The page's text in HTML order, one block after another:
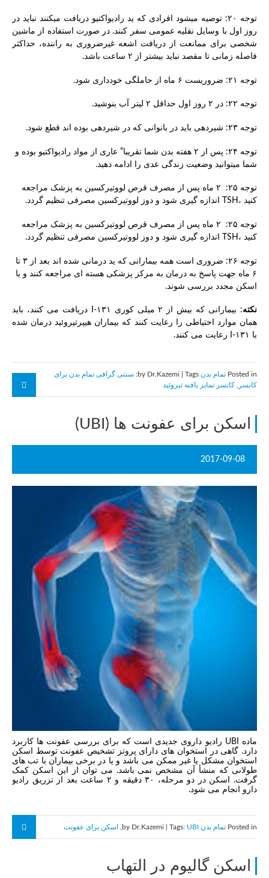
توجه ۲۰: توصیه میشود افرادی که ید رادیواکتیو دریافت میکنند نباید در
روز اول با وسایل نقلیه عمومی سفر کنند. در صورت استفاده از ماشین
شخصی برای ممانعت از دریافت اشعه غیرضروری به راننده، حداکثر
فاصله زمانی تا مقصد نباید بیشتر از ۲ ساعت باشد.
توجه ۲۱: ضروریست ۶ ماه از حاملگی خودداری شود.
توجه ۲۲: در ۲ روز اول حداقل ۲ لیتر آب بنوشید.
توجه ۲۳: شیردهی باید در بانوانی که در شیردهی بوده اند قطع شود.
توجه ۲۴: پس از ۲ هفته بدن شما تقریبا” عاری از مواد رادیواکتیو بوده و
شما میتوانید وضعیت زندگی عدی را ادامه دهید.
توجه ۲۵: ۲ ماه پس از مصرف قرص لووتیرکسین به پزشک مراجعه
کنید ،TSH اندازه گیری شود و دوز لووتیرکسین مصرفی تنظیم گردد.
توجه ۲۵: ۲ ماه پس از مصرف قرص لووتیرکسین به پزشک مراجعه
کنید ،TSH اندازه گیری شود و دوز لووتیرکسین مصرفی تنظیم گردد.
توجه ۲۶: ضروری است همه بیمارانی که ید درمانی شده اند بعد از ۳ تا
۶ ماه جهت پاسخ به درمان به مرکز پزشکی هسته ای مراجعه کنند و با
اسکن مجدد بررسی شوند.
نکته
: بیمارانی که بیش از ۲ میلی کوری ۱۳۱-I دریافت می کنند، باید
همان موارد احتیاطی را رعایت کنند که بیماران هیپرتیروئید درمان شده
با ۱۳۱-I رعایت می کنند.
Posted in تمام بدن
سنتی گرافی تمام بدن برای
كانسر
كانسر تمايز يافته تيروئيد
اسکن برای عفونت ها (UBI)
2017-09-08
ماده UBI رادیو داروی جدیدی است که برای بررسی عفونت ها کاربرد
دارد. گاهی در استخوان های دارای پروتز تشخیص عفونت توسط اسکن
استخوان مشکل یا غیر ممکن می باشد و یا در برخی بیماران با تب های
طولانی که منشأ آن مشخص نمی باشد. می توان از این اسکن کمک
گرفت. اسکن در دو مرحله، ۳۰ دقیقه و ۲ ساعت بعد از تزریق رادیو
دارو انجام می شود.
Posted in تمام بدن UBI اسکن برای عفونت
اسکن گالیوم در التهاب